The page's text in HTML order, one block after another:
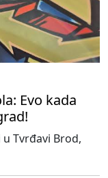
Evo kada
Tvrđavi Brod,